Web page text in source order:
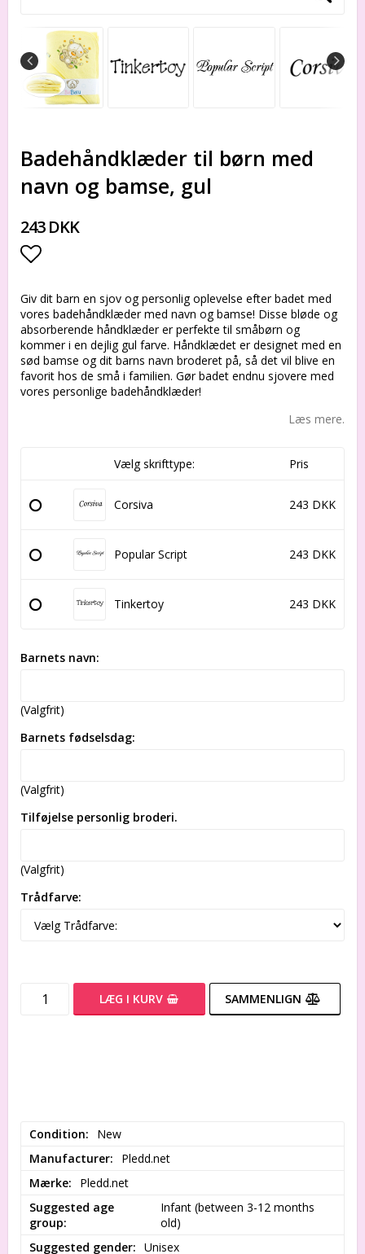
Badehåndklæder til børn med
navn og bamse, gul
243 DKK
Add to list of favorites
Giv dit barn en sjov og personlig oplevelse efter badet med
vores badehåndklæder med navn og bamse! Disse bløde og
absorberende håndklæder er perfekte til småbørn og
kommer i en dejlig gul farve. Håndklædet er designet med en
sød bamse og dit barns navn broderet på, så det vil blive en
favorit hos de små i familien. Gør badet endnu sjovere med
vores personlige badehåndklæder!
Læs mere.
Vælg skrifttype: Pris
Corsiva 243 DKK
Popular Script 243 DKK
Tinkertoy 243 DKK
Barnets navn:
(Valgfrit)
Barnets fødselsdag:
(Valgfrit)
Tilføjelse personlig broderi.
(Valgfrit)
Trådfarve:
LÆG I KURV SAMMENLIGN
Condition
New
Manufacturer
Pledd.net
Mærke
Pledd.net
Suggested age
group
Infant (between 3-12 months
old)
Suggested gender
Unisex